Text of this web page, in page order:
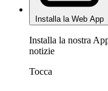
Installa la Web App
Installa la nostra
notizie
Tocca